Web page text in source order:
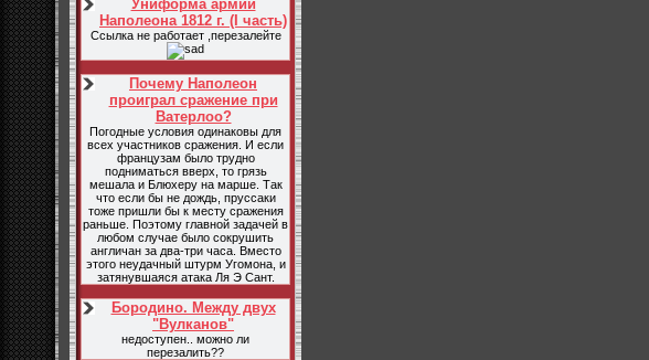
Униформа армии
Наполеона 1812 г. (I часть)
Ссылка не работает ,перезалейте
Почему Наполеон
проиграл сражение при
Ватерлоо?
Погодные условия одинаковы для
всех участников сражения. И если
французам было трудно
подниматься вверх, то грязь
мешала и Блюхеру на марше. Так
что если бы не дождь, пруссаки
тоже пришли бы к месту сражения
раньше. Поэтому главной задачей в
любом случае было сокрушить
англичан за два-три часа. Вместо
этого неудачный штурм Угомона, и
затянувшаяся атака Ля Э Сант.
Бородино. Между двух
"Вулканов"
недоступен.. можно ли
перезалить??